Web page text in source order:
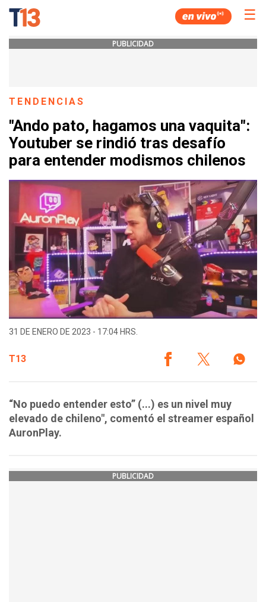
☰
PUBLICIDAD
TENDENCIAS
"Ando pato, hagamos una vaquita":
Youtuber se rindió tras desafío
para entender modismos chilenos
31 DE ENERO DE 2023 - 17:04 HRS.
T13
“No puedo entender esto” (...) es un nivel muy
elevado de chileno", comentó el streamer español
AuronPlay.
PUBLICIDAD